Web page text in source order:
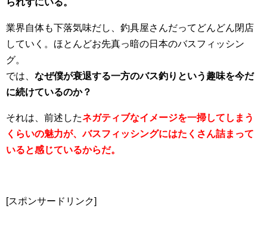
業界自体も下落気味だし、釣具屋さんだってどんどん閉店
していく。ほとんどお先真っ暗の日本のバスフィッシン
グ。
では、 なぜ僕が衰退する一方のバス釣りという趣味を今だ
に続けているのか？
それは、前述したネガティブなイメージを一掃してしまう
くらいの魅力が、バスフィッシングにはたくさん詰まって
いると感じているからだ。
[スポンサードリンク]